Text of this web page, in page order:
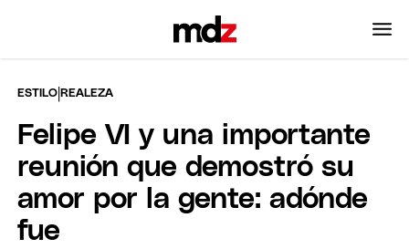
ESTILO |REALEZA
Felipe VI y una importante
reunión que demostró su
amor por la gente: adónde
fue